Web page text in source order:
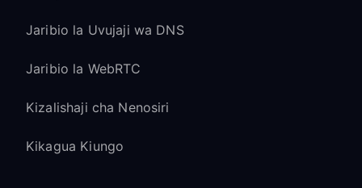
Jaribio la Uvujaji wa DNS
Jaribio la WebRTC
Kizalishaji cha Nenosiri
Kikagua Kiungo